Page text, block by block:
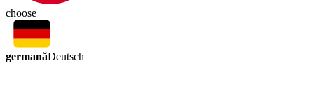
choose
germanăDeutsch